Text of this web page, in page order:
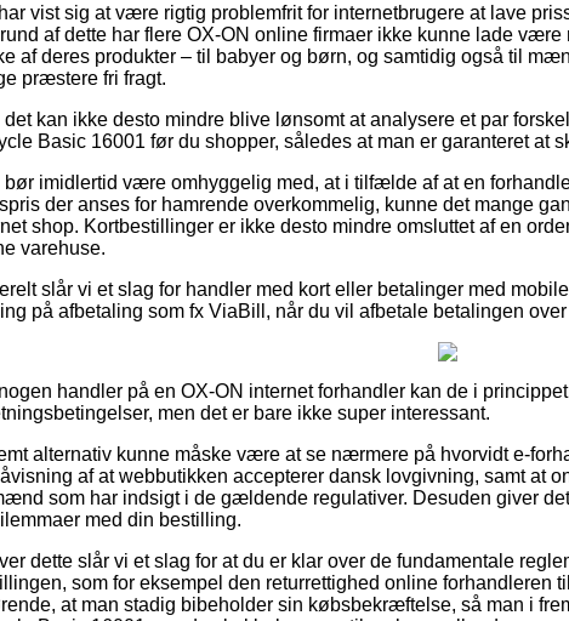
vist sig at være rigtig problemfrit for internetbrugere at lave
af dette har flere OX-ON online firmaer ikke kunne lade
af deres produkter – til babyer og børn, og samtidig også til
præstere fri fragt.
det kan ikke desto mindre blive lønsomt at analysere et par
Basic 16001 før du shopper, således at man er garanteret at
bør imidlertid være omhyggelig med, at i tilfælde af at en
der anses for hamrende overkommelig, kunne det mange
shop. Kortbestillinger er ikke desto mindre omsluttet af en
varehuse.
slår vi et slag for handler med kort eller betalinger med
på afbetaling som fx ViaBill, når du vil afbetale betalingen
handler på en OX-ON internet forhandler kan de i
men det er bare ikke super interessant.
alternativ kunne måske være at se nærmere på hvorvidt e-
af at webbutikken accepterer dansk lovgivning, samt at
som har indsigt i de gældende regulativer. Desuden giver
med din bestilling.
dette slår vi et slag for at du er klar over de fundamentale
som for eksempel den returrettighed online forhandleren
at man stadig bibeholder sin købsbekræftelse, så man i